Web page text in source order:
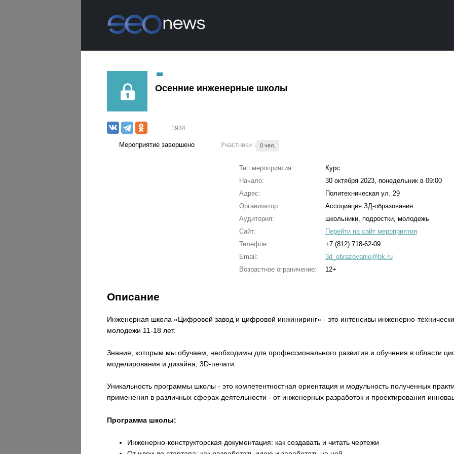
Осенние инженерные школы
1934
Мероприятие завершено Участники 0 чел.
Тип мероприятия:
Курс
Начало:
30 октября 2023, понедельник в 09:00
Адрес:
Политехническая ул. 29
Организатор:
Ассоциация ЗД-образования
Аудитория:
школьники, подростки, молодежь
Сайт:
Перейти на сайт мероприятия
Телефон:
+7 (812) 718-62-09
Email:
3d_obrazovanie@bk.ru
Возрастное ограничение:
12+
Описание
Инженерная школа «Цифровой завод и цифровой инжиниринг» - это интенсивы инженерно-
молодежи 11-18 лет.
Знания, которым мы обучаем, необходимы для профессионального развития и обучения в области
моделирования и дизайна, 3D-печати.
Уникальность программы школы - это компетентностная ориентация и модульность полученных
применения в различных сферах деятельности - от инженерных разработок и проектирования
Программа школы:
Инженерно-конструкторская документация: как создавать и читать чертежи